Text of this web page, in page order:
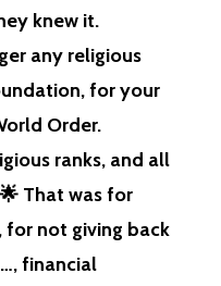
knew it.
any religious
for your
Order.
ranks, and all
That was for
not giving back
financial